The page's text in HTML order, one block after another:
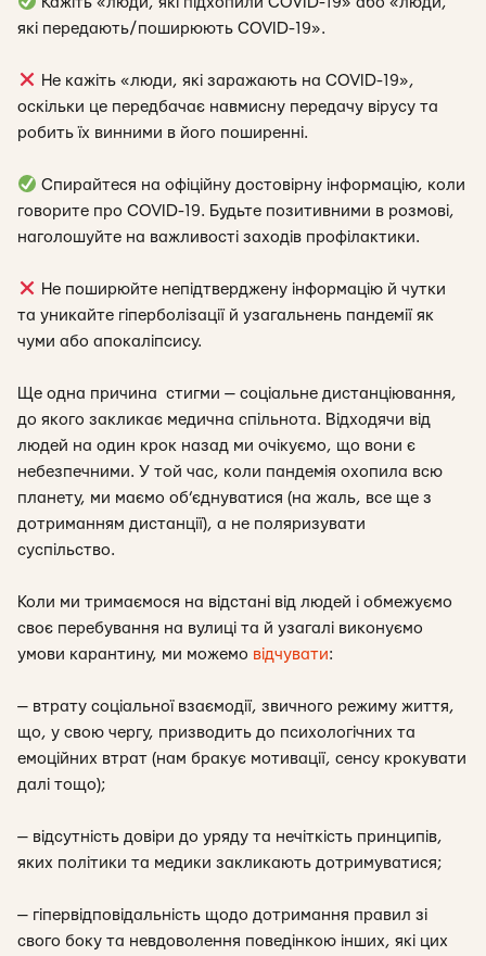
які передають/поширюють COVID-19».
Не кажіть «люди, які заражають на COVID-19»,
оскільки це передбачає навмисну передачу вірусу та
робить їх винними в його поширенні.
Спирайтеся на офіційну достовірну інформацію, коли
говорите про COVID-19. Будьте позитивними в розмові,
наголошуйте на важливості заходів профілактики.
Не поширюйте непідтверджену інформацію й чутки
та уникайте гіперболізації й узагальнень пандемії як
чуми або апокаліпсису.
Ще одна причина стигми — соціальне дистанціювання,
до якого закликає медична спільнота. Відходячи від
людей на один крок назад ми очікуємо, що вони є
небезпечними. У той час, коли пандемія охопила всю
планету, ми маємо об’єднуватися (на жаль, все ще з
дотриманням дистанції), а не поляризувати
суспільство.
Коли ми тримаємося на відстані від людей і обмежуємо
своє перебування на вулиці та й узагалі виконуємо
умови карантину, ми можемо відчувати:
— втрату соціальної взаємодії, звичного режиму життя,
що, у свою чергу, призводить до психологічних та
емоційних втрат (нам бракує мотивації, сенсу крокувати
далі тощо);
— відсутність довіри до уряду та нечіткість принципів,
яких політики та медики закликають дотримуватися;
— гіпервідповідальність щодо дотримання правил зі
свого боку та невдоволення поведінкою інших, які цих